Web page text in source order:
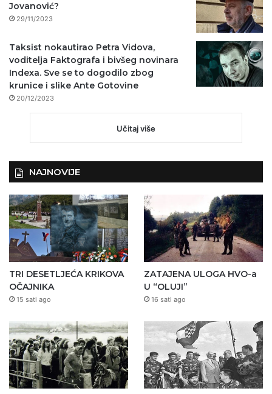
Jovanović?
29/11/2023
Taksist nokautirao Petra Vidova,
voditelja Faktografa i bivšeg novinara
Indexa. Sve se to dogodilo zbog
krunice i slike Ante Gotovine
20/12/2023
Učitaj više
NAJNOVIJE
TRI DESETLJEĆA KRIKOVA
OČAJNIKA
15 sati ago
ZATAJENA ULOGA HVO-a
U “OLUJI”
16 sati ago